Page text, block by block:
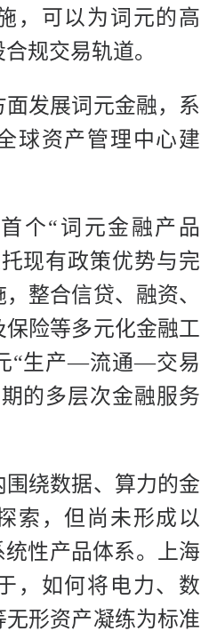
，可以为词元的高
规交易轨道。
发展词元金融，系
球资产管理中心建
个“词元金融产品
现有政策优势与完
整合信贷、融资、
险等多元化金融工
“生产—流通—交易
的多层次金融服务
围绕数据、算力的金
索，但尚未形成以
统性产品体系。上海
，如何将电力、数
形资产凝练为标准